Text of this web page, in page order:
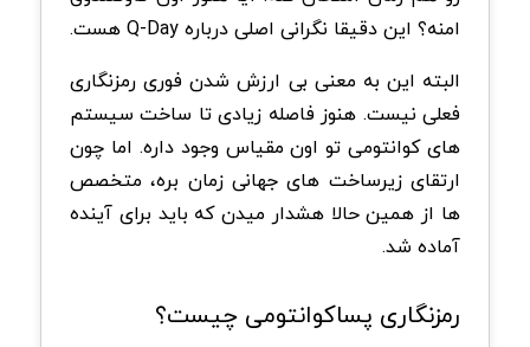
امنه؟ این دقیقا نگرانی اصلی درباره Q-Day هست.
البته این به معنی بی ارزش شدن فوری رمزنگاری
فعلی نیست. هنوز فاصله زیادی تا ساخت سیستم
های کوانتومی تو اون مقیاس وجود داره. اما چون
ارتقای زیرساخت های جهانی زمان بره، متخصص
ها از همین حالا هشدار میدن که باید برای آینده
آماده شد.
رمزنگاری پساکوانتومی چیست؟